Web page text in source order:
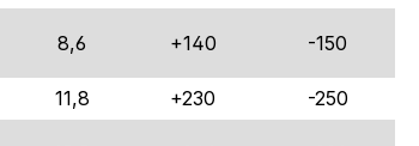
8,6 +140 -150
11,8 +230 -250